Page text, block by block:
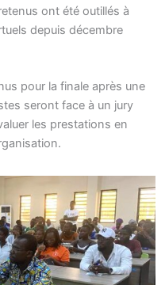
ont été outillés à
depuis décembre
pour la finale après une
seront face à un jury
les prestations en